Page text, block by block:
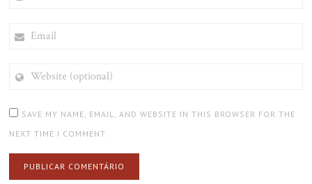
(OPTIONAL)
SAVE MY NAME, EMAIL, AND WEBSITE IN THIS BROWSER FOR THE
NEXT TIME I COMMENT.